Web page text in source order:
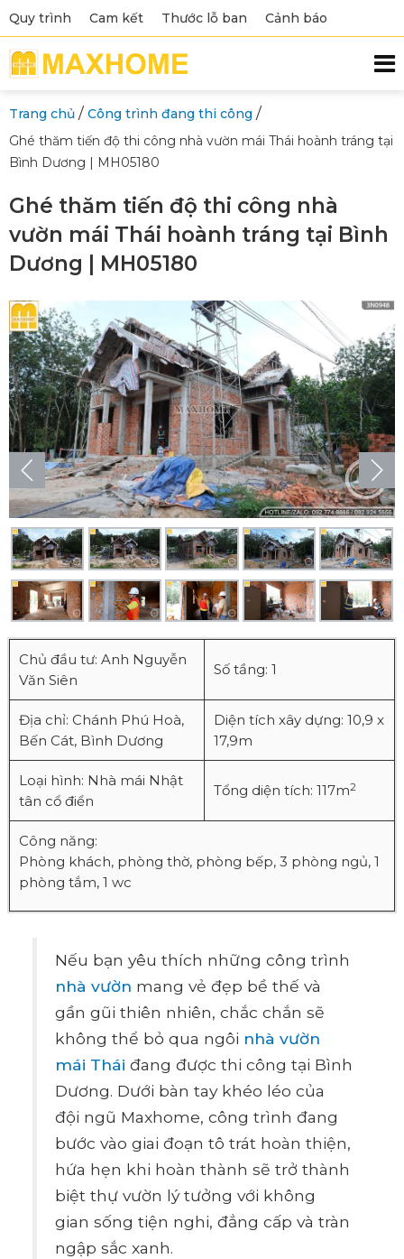
Quy trình Cam kết Thước lỗ ban Cảnh báo
Trang chủ / Công trình đang thi công /
Ghé thăm tiến độ thi công nhà vườn mái Thái hoành tráng tại
Bình Dương | MH05180
Ghé thăm tiến độ thi công nhà
vườn mái Thái hoành tráng tại Bình
Dương | MH05180
Chủ đầu tư: Anh Nguyễn
Văn Siên
Số tầng: 1
Địa chỉ: Chánh Phú Hoà,
Bến Cát, Bình Dương
Diện tích xây dựng: 10,9 x
17,9m
Loại hình: Nhà mái Nhật
tân cổ điển
Tổng diện tích: 117m2
Công năng:
Phòng khách, phòng thờ, phòng bếp, 3 phòng ngủ, 1
phòng tắm, 1 wc
Nếu bạn yêu thích những công trình
nhà vườn mang vẻ đẹp bề thế và
gần gũi thiên nhiên, chắc chắn sẽ
không thể bỏ qua ngôi nhà vườn
mái Thái đang được thi công tại Bình
Dương. Dưới bàn tay khéo léo của
đội ngũ Maxhome, công trình đang
bước vào giai đoạn tô trát hoàn thiện,
hứa hẹn khi hoàn thành sẽ trở thành
biệt thự vườn lý tưởng với không
gian sống tiện nghi, đẳng cấp và tràn
ngập sắc xanh.